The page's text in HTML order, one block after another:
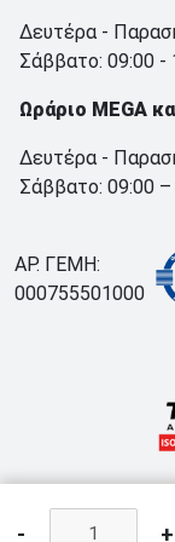
- +
Δευτέρα -
Σάββατο: 09:00 -
Ωράριο MEGA
Δευτέρα -
Σάββατο: 09:00 –
ΑΡ. ΓΕΜΗ:
000755501000